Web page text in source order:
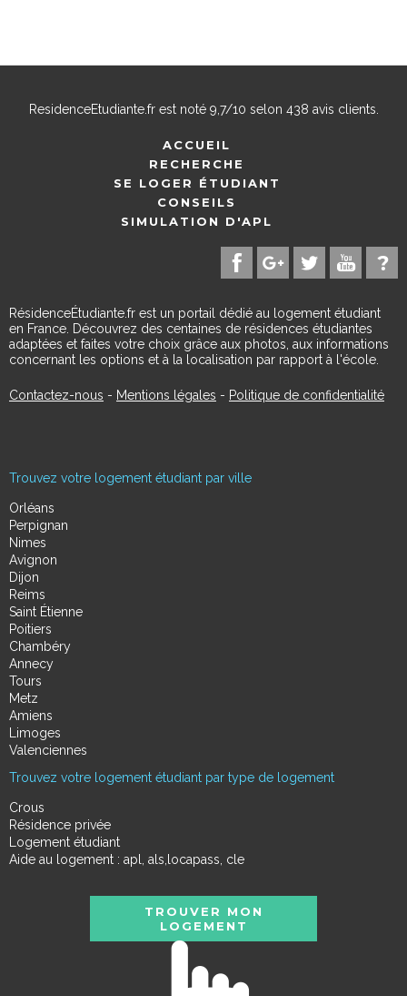
ResidenceEtudiante.frest noté 9,7/10 selon 438 avis clients.
ACCUEIL
RECHERCHE
SE LOGER ÉTUDIANT
CONSEILS
SIMULATION D'APL
RésidenceÉtudiante.fr est un portail dédié au logement étudiant
en France. Découvrez des centaines de résidences étudiantes
adaptées et faites votre choix grâce aux photos, aux informations
concernant les options et à la localisation par rapport à l'école.
Contactez-nous - Mentions légales - Politique de confidentialité
Trouvez votre logement étudiant par ville
Orléans
Perpignan
Nimes
Avignon
Dijon
Reims
Saint Étienne
Poitiers
Chambéry
Annecy
Tours
Metz
Amiens
Limoges
Valenciennes
Trouvez votre logement étudiant par type de logement
Crous
Résidence privée
Logement étudiant
Aide au logement : apl, als,locapass, cle
TROUVER MON
LOGEMENT